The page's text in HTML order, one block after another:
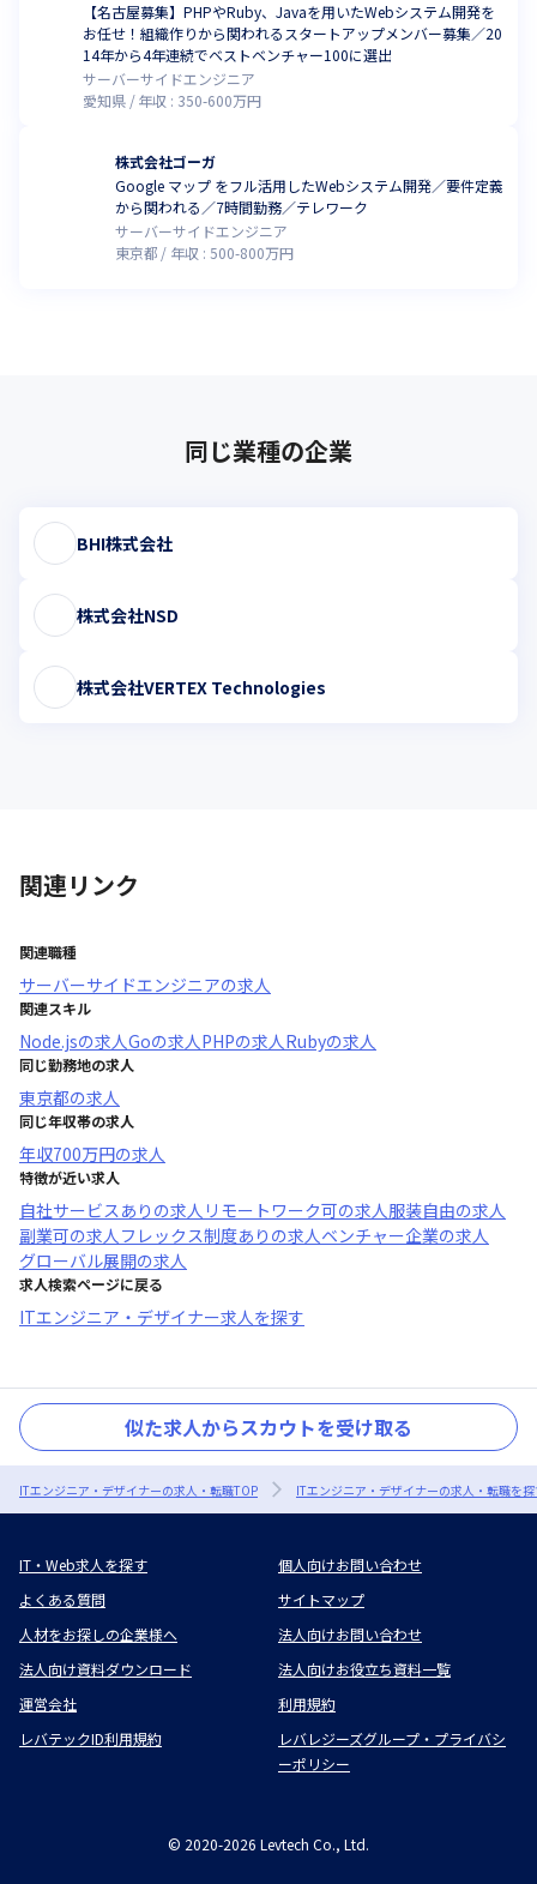
【名古屋募集】PHPやRuby、Javaを用いたWebシステム開発を
お任せ！組織作りから関われるスタートアップメンバー募集／20
14年から4年連続でベストベンチャー100に選出
サーバーサイドエンジニア
愛知県
年収 : 350-600万円
株式会社ゴーガ
Google マップ をフル活用したWebシステム開発／要件定義
から関われる／7時間勤務／テレワーク
サーバーサイドエンジニア
東京都
年収 : 500-800万円
同じ業種の企業
BHI株式会社
株式会社NSD
株式会社VERTEX Technologies
関連リンク
関連職種
サーバーサイドエンジニアの求人
関連スキル
Node.jsの求人Goの求人PHPの求人Rubyの求人
同じ勤務地の求人
東京都の求人
同じ年収帯の求人
年収700万円の求人
特徴が近い求人
自社サービスあり の求人 リモートワーク可の求人服装自由の求人
副業可の求人フレックス制度あり の求人ベンチャー企業の求人
グローバル展開の求人
求人検索ページに戻る
ITエンジニア・デザイナー求人を探す
似た求人からスカウトを受け取る
ITエンジニア・デザイナーの求人・転職TOP ITエンジニア・デザイナーの求人・転職を
IT・Web求人を探す
個人向けお問い合わせ
よくある質問
サイトマップ
人材をお探しの企業様へ
法人向けお問い合わせ
法人向け資料ダウンロード
法人向けお役立ち資料一覧
運営会社
利用規約
レバテックID利用規約
レバレジーズグループ・プライバシ
ーポリシー
© 2020-2026 Levtech Co., Ltd.